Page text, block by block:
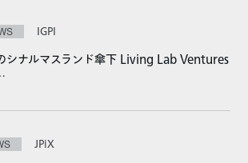
IGPI
シナルマスランド傘下 Living Lab Ventures
JPiX